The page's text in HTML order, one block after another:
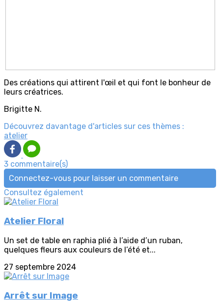
Des créations qui attirent l'œil et qui font le bonheur de
leurs créatrices.
Brigitte N.
Découvrez davantage d'articles sur ces thèmes :
atelier
3 commentaire(s)
Connectez-vous pour laisser un commentaire
Consultez également
Atelier Floral
Un set de table en raphia plié à l’aide d’un ruban,
quelques fleurs aux couleurs de l’été et...
27 septembre 2024
Arrêt sur Image